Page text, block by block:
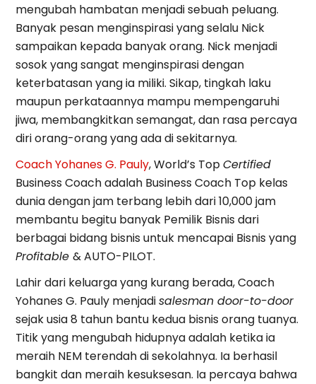
mengubah hambatan menjadi sebuah peluang.
Banyak pesan menginspirasi yang selalu Nick
sampaikan kepada banyak orang. Nick menjadi
sosok yang sangat menginspirasi dengan
keterbatasan yang ia miliki. Sikap, tingkah laku
maupun perkataannya mampu mempengaruhi
jiwa, membangkitkan semangat, dan rasa percaya
diri orang-orang yang ada di sekitarnya.
Coach Yohanes G. Pauly, World’s TopCertified
Business Coach adalah Business Coach Top kelas
dunia dengan jam terbang lebih dari 10,000 jam
membantu begitu banyak Pemilik Bisnis dari
berbagai bidang bisnis untuk mencapai Bisnis yang
Profitable& AUTO-PILOT.
Lahir dari keluarga yang kurang berada, Coach
Yohanes G. Pauly menjadisalesman door-to-door
sejak usia 8 tahun bantu kedua bisnis orang tuanya.
Titik yang mengubah hidupnya adalah ketika ia
meraih NEM terendah di sekolahnya. Ia berhasil
bangkit dan meraih kesuksesan. Ia percaya bahwa